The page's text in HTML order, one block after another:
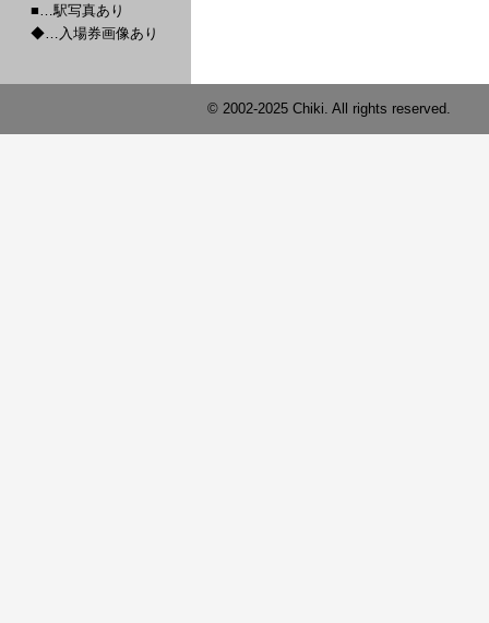
■…駅写真あり
◆…入場券画像あり
© 2002-2025 Chiki. All rights reserved.